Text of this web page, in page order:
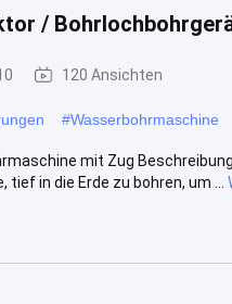
/
120 Ansichten
#Wasserbohrmaschine
mit Zug
in die Erde zu bohren, um ...